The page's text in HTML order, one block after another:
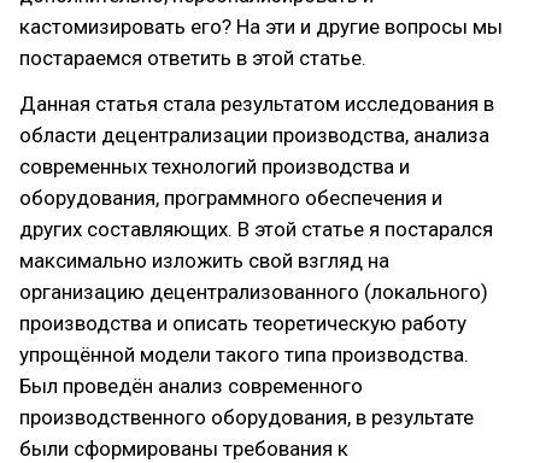
кастомизировать его? На эти и другие вопросы мы
постараемся ответить в этой статье.
Данная статья стала результатом исследования в
области децентрализации производства, анализа
современных технологий производства и
оборудования, программного обеспечения и
других составляющих. В этой статье я постарался
максимально изложить свой взгляд на
организацию децентрализованного (локального)
производства и описать теоретическую работу
упрощённой модели такого типа производства.
Был проведён анализ современного
производственного оборудования, в результате
были сформированы требования к